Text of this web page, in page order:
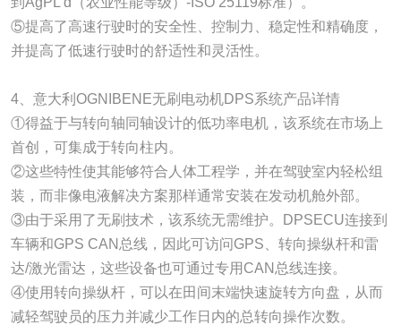
⑤提高了高速行驶时的安全性、控制力、稳定性和精确度，
并提高了低速行驶时的舒适性和灵活性。
4、意大利OGNIBENE无刷电动机DPS系统产品详情
①得益于与转向轴同轴设计的低功率电机，该系统在市场上
首创，可集成于转向柱内。
②这些特性使其能够符合人体工程学，并在驾驶室内轻松组
装，而非像电液解决方案那样通常安装在发动机舱外部。
③由于采用了无刷技术，该系统无需维护。DPSECU连接到
车辆和GPS CAN总线，因此可访问GPS、转向操纵杆和雷
达/激光雷达，这些设备也可通过专用CAN总线连接。
④使用转向操纵杆，可以在田间末端快速旋转方向盘，从而
减轻驾驶员的压力并减少工作日内的总转向操作次数。